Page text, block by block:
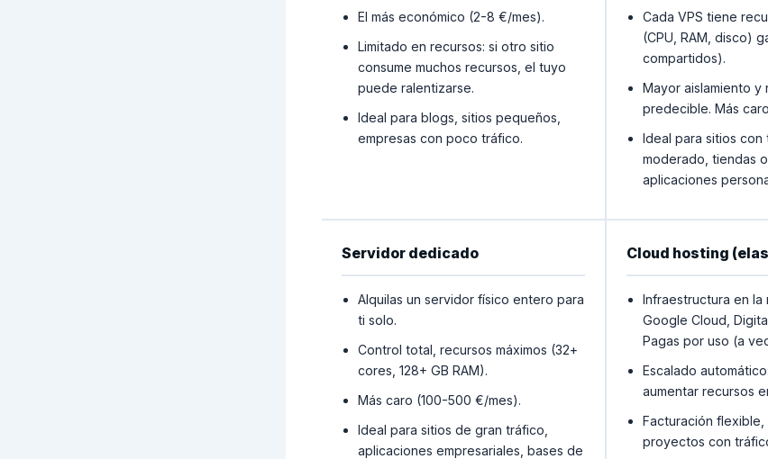
El más económico (2-8 €/mes).
Limitado en recursos: si otro sitio
consume muchos recursos, el tuyo
puede ralentizarse.
Ideal para blogs, sitios pequeños,
empresas con poco tráfico.
Cada VPS tiene
(CPU, RAM, disco)
compartidos).
Mayor aislamiento y
predecible. Más
Ideal para sitios con
moderado, tiendas
aplicaciones
Servidor dedicado
Alquilas un servidor físico entero para
ti solo.
Control total, recursos máximos (32+
cores, 128+ GB RAM).
Más caro (100-500 €/mes).
Ideal para sitios de gran tráfico,
aplicaciones empresariales, bases de
Cloud hosting
Infraestructura en la
Google Cloud,
Pagas por uso (a
Escalado
aumentar recursos
Facturación flexible,
proyectos con